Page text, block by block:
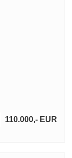
110.000,- EUR